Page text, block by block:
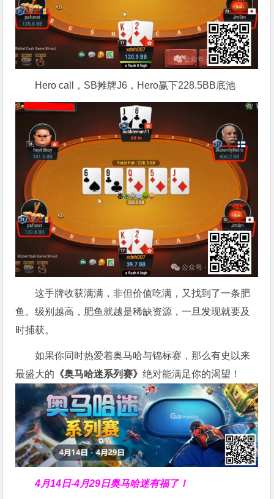
Hero call，SB摊牌J6，Hero赢下228.5BB底池
这手牌收获满满，非但价值吃满，又找到了一条肥
鱼。级别越高，肥鱼就越是稀缺资源，一旦发现就要及
时捕获。
如果你同时热爱着奥马哈与锦标赛，那么有史以来
最盛大的 《奥马哈迷系列赛》绝对能满足你的渴望！
4月14日-4月29日奥马哈迷有福了！